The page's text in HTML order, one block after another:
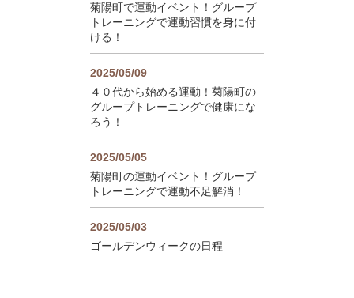
菊陽町で運動イベント！グループ
トレーニングで運動習慣を身に付
ける！
2025/05/09
４０代から始める運動！菊陽町の
グループトレーニングで健康にな
ろう！
2025/05/05
菊陽町の運動イベント！グループ
トレーニングで運動不足解消！
2025/05/03
ゴールデンウィークの日程